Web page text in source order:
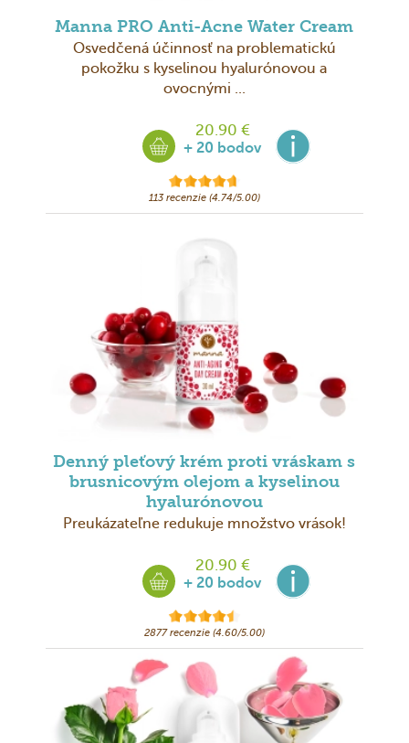
Manna PRO Anti-Acne Water Cream
Osvedčená účinnosť na problematickú
pokožku s kyselinou hyalurónovou a
ovocnými ...
20.90 €
+ 20 bodov
113 recenzie (4.74/5.00)
Denný pleťový krém proti vráskam s
brusnicovým olejom a kyselinou
hyalurónovou
Preukázateľne redukuje množstvo vrások!
20.90 €
+ 20 bodov
2877 recenzie (4.60/5.00)